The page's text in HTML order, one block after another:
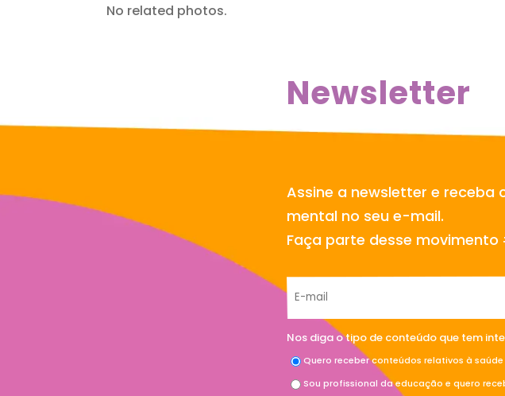
No related photos.
Newsletter
Assine a newsletter e receba
mental no seu e-mail.
Faça parte desse
Nos diga o tipo de conteúdo que tem
Quero receber conteúdos relativos à
Sou profissional da educação e quero